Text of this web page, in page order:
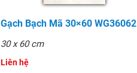
Gạch Bạch Mã 30×60 WG36062
30 x 60 cm
Liên hệ